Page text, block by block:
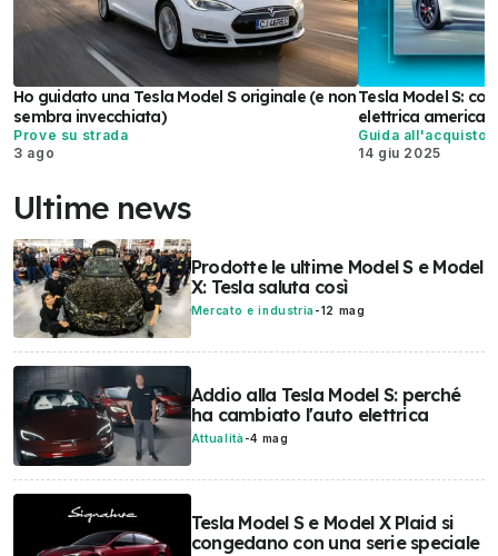
Ho guidato una Tesla Model S originale (e non
sembra invecchiata)
Prove su strada
3 ago
Tesla Model S:
elettrica
Guida all'acquisto
14 giu 2025
Ultime news
Prodotte le ultime Model S e Model
X: Tesla saluta così
Mercato e industria -12 mag
Addio alla Tesla Model S: perché
ha cambiato l'auto elettrica
Attualità -4 mag
Tesla Model S e Model X Plaid si
congedano con una serie speciale